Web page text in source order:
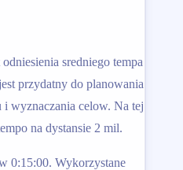
sredniego tempa
przydatny do planowania
wyznaczania celow. Na tej
na dystansie 2 mil.
0:15:00. Wykorzystane